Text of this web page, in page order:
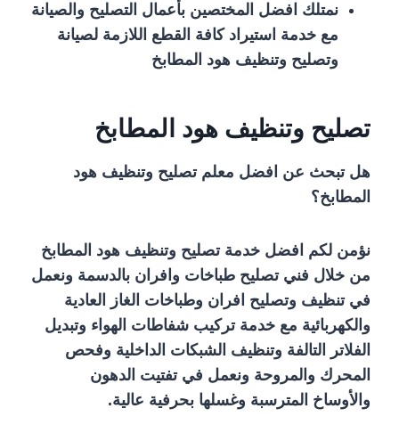
نمتلك افضل المختصين بأعمال التصليح والصيانة
مع خدمة استيراد كافة القطع اللازمة لصيانة
وتصليح وتنظيف هود المطابخ
تصليح وتنظيف هود المطابخ
هل تبحث عن افضل معلم تصليح وتنظيف هود
المطابخ؟
نؤمن لكم افضل خدمة تصليح وتنظيف هود المطابخ
من خلال فني تصليح طباخات وافران بالدسمة ونعمل
في تنظيف وتصليح افران وطباخات الغاز العادية
والكهربائية مع خدمة تركيب شفاطات الهواء وتبديل
الفلاتر التالفة وتنظيف الشبكات الداخلية وفحص
المحرك والمروحة ونعمل في تفتيت الدهون
والأوساخ المترسبة وغسلها بحرفية عالية.